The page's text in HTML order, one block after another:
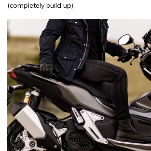
(completely build up).